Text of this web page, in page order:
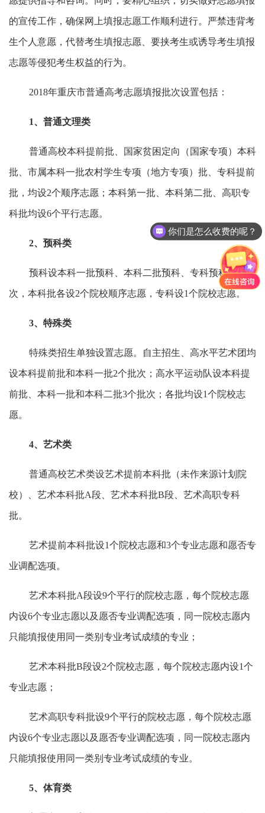
的宣传工作，确保网上填报志愿工作顺利进行。严禁违背考
生个人意愿，代替考生填报志愿、要挟考生或诱导考生填报
志愿等侵犯考生权益的行为。
2018年重庆市普通高考志愿填报批次设置包括：
1、普通文理类
普通高校本科提前批、国家贫困定向（国家专项）本科
批、市属本科一批农村学生专项（地方专项）批、专科提前
批，均设2个顺序志愿；本科第一批、本科第二批、高职专
科批均设6个平行志愿。
2、预科类
预科设本科一批预科、本科二批预科、专科预科三个批
次，本科批各设2个院校顺序志愿，专科设1个院校志愿。
3、特殊类
特殊类招生单独设置志愿。自主招生、高水平艺术团均
设本科提前批和本科一批2个批次；高水平运动队设本科提
前批、本科一批和本科二批3个批次；各批均设1个院校志
愿。
4、艺术类
普通高校艺术类设艺术提前本科批（未作来源计划院
校）、艺术本科批A段、艺术本科批B段、艺术高职专科
批。
艺术提前本科批设1个院校志愿和3个专业志愿和愿否专
业调配选项。
艺术本科批A段设9个平行的院校志愿，每个院校志愿
内设6个专业志愿以及愿否专业调配选项，同一院校志愿内
只能填报使用同一类别专业考试成绩的专业；
艺术本科批B段设2个院校志愿，每个院校志愿内设1个
专业志愿；
艺术高职专科批设9个平行的院校志愿，每个院校志愿
内设6个专业志愿以及愿否专业调配选项，同一院校志愿内
只能填报使用同一类别专业考试成绩的专业。
5、体育类
你们是怎么收费的呢？